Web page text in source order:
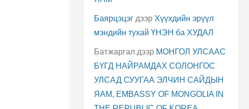
Баярцэцэгдээр Хүүхдийн эрүүл
мэндийн тухай ҮНЭН ба ХУДАЛ
Батжаргалдээр МОНГОЛ УЛСААС
БҮГД НАЙРАМДАХ СОЛОНГОС
УЛСАД СУУГАА ЭЛЧИН САЙДЫН
ЯАМ, EMBASSY OF MONGOLIA IN